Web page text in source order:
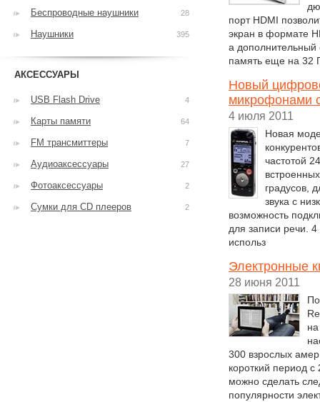
порт HDMI
экран в формате
а дополнительный
память еще на 32
Новый
микрофонами
4 июля 2011
Новая
частотой
градусов,
звука с
возможность
для записи речи.
использ
Электронные
28 июня 2011
300 взрослых
короткий период
можно сделать
популярности
Беспроводные наушники 28
Наушники 395
АКСЕССУАРЫ
USB Flash Drive 4
Карты памяти 64
FM трансмиттеры 7
Аудиоаксессуары 27
Фотоаксессуары 2
Сумки для CD плееров 2